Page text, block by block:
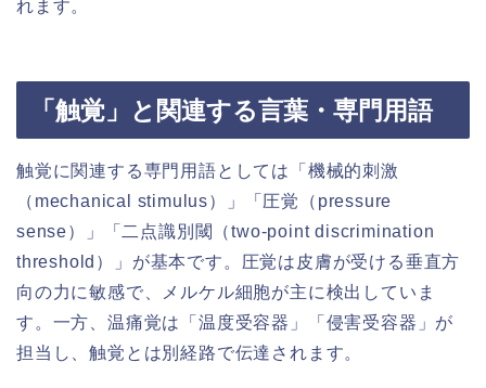
れます。
「触覚」と関連する言葉・専門用語
触覚に関連する専門用語としては「機械的刺激
（mechanical stimulus）」「圧覚（pressure
sense）」「二点識別閾（two-point discrimination
threshold）」が基本です。圧覚は皮膚が受ける垂直方
向の力に敏感で、メルケル細胞が主に検出していま
す。一方、温痛覚は「温度受容器」「侵害受容器」が
担当し、触覚とは別経路で伝達されます。